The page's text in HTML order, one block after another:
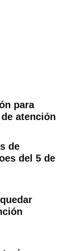
para
atención
de
del 5 de